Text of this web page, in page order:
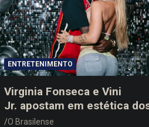
ENTRETENIMENTO
Virginia Fonseca e Vini
Jr. apostam em estética
anos 2000 em festa de
O Brasilense